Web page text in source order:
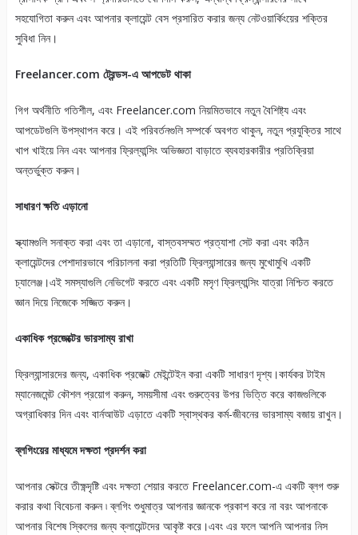
সহযোগিতা করুন এবং আপনার ক্লায়েন্ট বেস প্রসারিত করার জন্য নেটওয়ার্কিংয়ের শক্তির
সুবিধা নিন।
Freelancer.com ট্রেন্ডস-এ আপডেট থাকা
গিগ অর্থনীতি গতিশীল, এবং Freelancer.com নিয়মিতভাবে নতুন বৈশিষ্ট্য এবং
আপডেটগুলি উপস্থাপন করে। এই পরিবর্তনগুলি সম্পর্কে অবগত থাকুন, নতুন প্রযুক্তির সাথে
খাপ খাইয়ে নিন এবং আপনার ফ্রিল্যান্সিং অভিজ্ঞতা বাড়াতে ব্যবহারকারীর প্রতিক্রিয়া
অন্তর্ভুক্ত করুন।
সাধারণ ক্ষতি এড়ানো
স্ক্যামগুলি সনাক্ত করা এবং তা এড়ানো, বাস্তবসম্মত প্রত্যাশা সেট করা এবং কঠিন
ক্লায়েন্টদের পেশাদারভাবে পরিচালনা করা প্রতিটি ফ্রিল্যান্সারের জন্য মুখোমুখি একটি
চ্যালেঞ্জ।এই সমস্যাগুলি নেভিগেট করতে এবং একটি মসৃণ ফ্রিল্যান্সিং যাত্রা নিশ্চিত করতে
জ্ঞান দিয়ে নিজেকে সজ্জিত করুন।
একাধিক প্রজেক্টের ভারসাম্য রাখা
ফ্রিল্যান্সারদের জন্য, একাধিক প্রজেক্ট মেইন্টেইন করা একটি সাধারণ দৃশ্য।কার্যকর টাইম
ম্যানেজমেন্ট কৌশল প্রয়োগ করুন, সময়সীমা এবং গুরুত্বের উপর ভিত্তি করে কাজগুলিকে
অগ্রাধিকার দিন এবং বার্নআউট এড়াতে একটি স্বাস্থকর কর্ম-জীবনের ভারসাম্য বজায় রাখুন।
ব্লগিংয়ের মাধ্যমে দক্ষতা প্রদর্শন করা
আপনার সেক্টরে তীক্ষ্ণদৃষ্টি এবং দক্ষতা শেয়ার করতে Freelancer.com-এ একটি ব্লগ শুরু
করার কথা বিবেচনা করুন ৷ ব্লগিং শুধুমাত্র আপনার জ্ঞানকে প্রকাশ করে না বরং আপনাকে
আপনার বিশেষ স্কিলের জন্য ক্লায়েন্টদের আকৃষ্ট করে।এবং এর ফলে আপনি আপনার নিস